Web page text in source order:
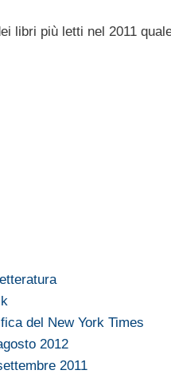
libri più letti nel 2011
del New York Times
2012
2011